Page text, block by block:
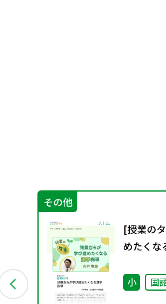
その他
[授業の
めたくな
小 国